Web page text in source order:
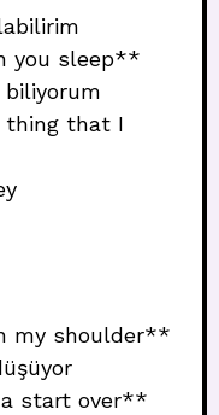
you sleep**
biliyorum
thing that I
my shoulder**
start over**